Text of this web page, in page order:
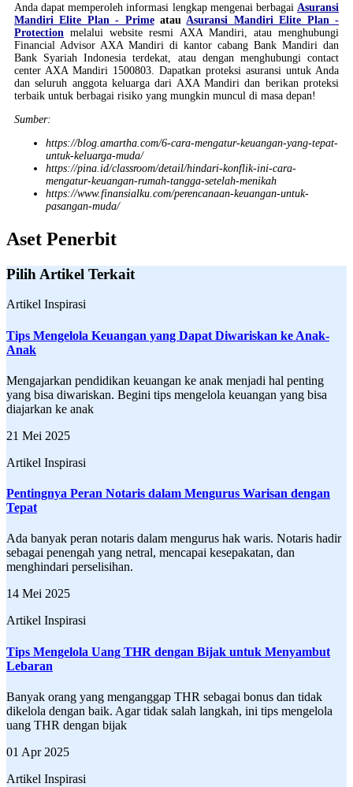
Anda dapat memperoleh informasi lengkap mengenai berbagai Asuransi
Mandiri Elite Plan - Primeatau Asuransi Mandiri Elite Plan -
Protection melalui website resmi AXA Mandiri, atau menghubungi
Financial Advisor AXA Mandiri di kantor cabang Bank Mandiri dan
Bank Syariah Indonesia terdekat, atau dengan menghubungi contact
center AXA Mandiri 1500803. Dapatkan proteksi asuransi untuk Anda
dan seluruh anggota keluarga dari AXA Mandiri dan berikan proteksi
terbaik untuk berbagai risiko yang mungkin muncul di masa depan!
Sumber:
https://blog.amartha.com/6-cara-mengatur-keuangan-yang-tepat-
untuk-keluarga-muda/
https://pina.id/classroom/detail/hindari-konflik-ini-cara-
mengatur-keuangan-rumah-tangga-setelah-menikah
https://www.finansialku.com/perencanaan-keuangan-untuk-
pasangan-muda/
Aset Penerbit
Pilih Artikel Terkait
Artikel Inspirasi
Tips Mengelola Keuangan yang Dapat Diwariskan ke Anak-
Anak
Mengajarkan pendidikan keuangan ke anak menjadi hal penting
yang bisa diwariskan. Begini tips mengelola keuangan yang bisa
diajarkan ke anak
21 Mei 2025
Artikel Inspirasi
Pentingnya Peran Notaris dalam Mengurus Warisan dengan
Tepat
Ada banyak peran notaris dalam mengurus hak waris. Notaris hadir
sebagai penengah yang netral, mencapai kesepakatan, dan
menghindari perselisihan.
14 Mei 2025
Artikel Inspirasi
Tips Mengelola Uang THR dengan Bijak untuk Menyambut
Lebaran
Banyak orang yang menganggap THR sebagai bonus dan tidak
dikelola dengan baik. Agar tidak salah langkah, ini tips mengelola
uang THR dengan bijak
01 Apr 2025
Artikel Inspirasi